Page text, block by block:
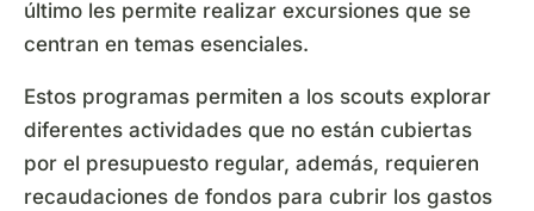
último les permite realizar excursiones que se
centran en temas esenciales.
Estos programas permiten a los scouts explorar
diferentes actividades que no están cubiertas
por el presupuesto regular, además, requieren
recaudaciones de fondos para cubrir los gastos